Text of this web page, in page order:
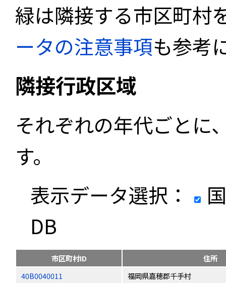
緑は隣接する市区町村
ータの注意事項も参考
隣接行政区域
それぞれの年代ごとに
す。
表示データ選択：
DB
市区町村ID
住所
40B0040011
福岡県嘉穂郡千手村